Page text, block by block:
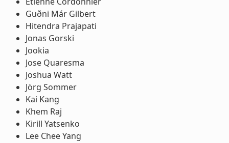
Guðni Már Gilbert
Hitendra Prajapati
Jonas Gorski
Jookia
Jose Quaresma
Joshua Watt
Jörg Sommer
Kai Kang
Khem Raj
Kirill Yatsenko
Lee Chee Yang